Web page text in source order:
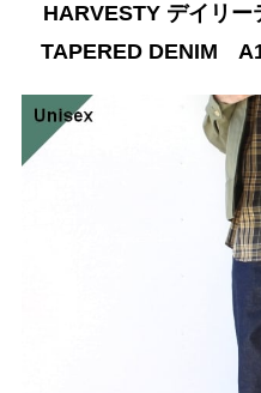
HARVESTY デイリ
TAPERED DENIM